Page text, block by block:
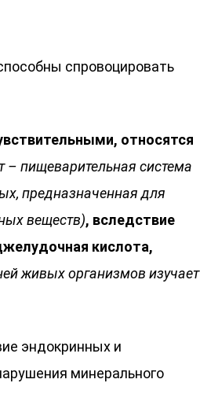
спровоцировать
относятся
пищеварительная система
предназначенная для
веществ), вследствие
кислота,
живых организмов изучает
эндокринных и
минерального